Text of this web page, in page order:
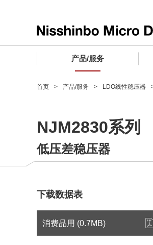
产品/服务
微波产品
晶圆代工服务
车载用IC
工业设备用IC
微波产品
微波产品
寻找交叉参考产品
电子器件
微波产品
微波产品
企业理念
公司简介
业务地点
CSR活动 (日本)
合规举报中心
首页 产品/服务 LDO线性稳压器
NJM2830系列
低压差稳压器
下载数据表
消费品用 (0.7MB)